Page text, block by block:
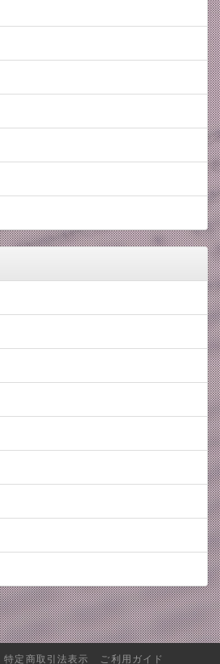
特定商取引法表示 ご利用ガイド